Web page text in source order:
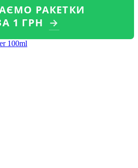
РАКЕТКИ
1 ГРН →